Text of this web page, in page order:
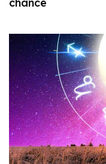
chance